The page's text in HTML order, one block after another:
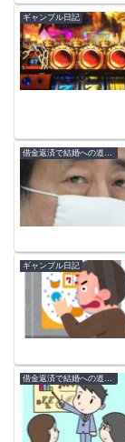
ギャンブル日記
借金返済で結婚への道のり
ギャンブル日記